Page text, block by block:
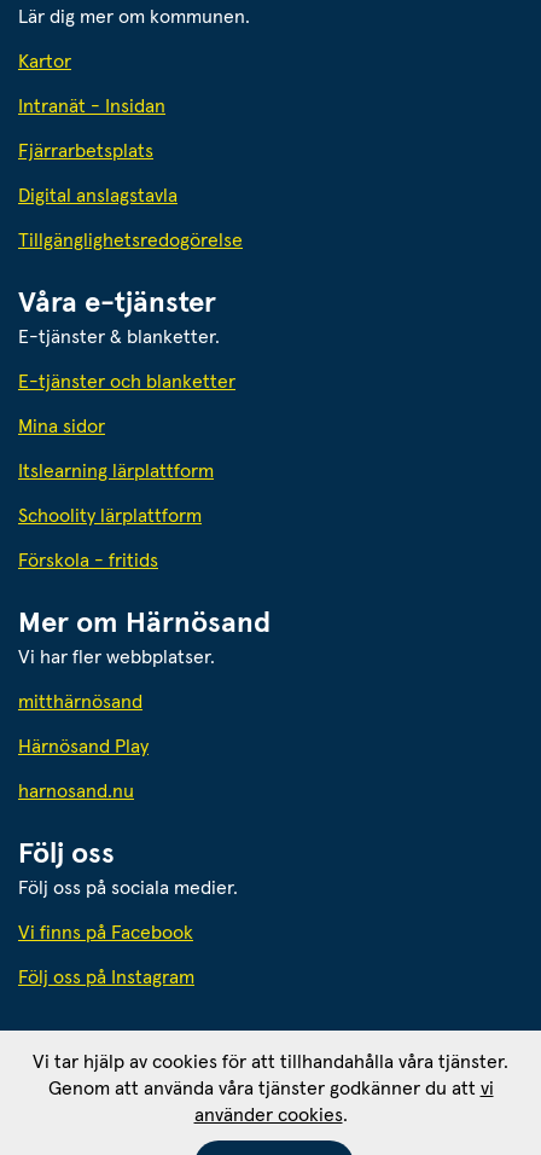
Lär dig mer om kommunen.
Kartor
Intranät - Insidan
Fjärrarbetsplats
Digital anslagstavla
Tillgänglighetsredogörelse
Våra e-tjänster
E-tjänster & blanketter.
E-tjänster och blanketter
Mina sidor
Itslearning lärplattform
Schoolity lärplattform
Förskola - fritids
Mer om Härnösand
Vi har fler webbplatser.
mitthärnösand
Härnösand Play
harnosand.nu
Följ oss
Följ oss på sociala medier.
Vi finns på Facebook
Följ oss på Instagram
871 80 Härnösand. Org. nr: 212000-2403
Ansvarig utgivare:
Kommunikationschef Tomas Wahlund
RSS - prenumerera
Vi tar hjälp av cookies för att tillhandahålla våra tjänster.
Genom att använda våra tjänster godkänner du att vi
använder cookies.